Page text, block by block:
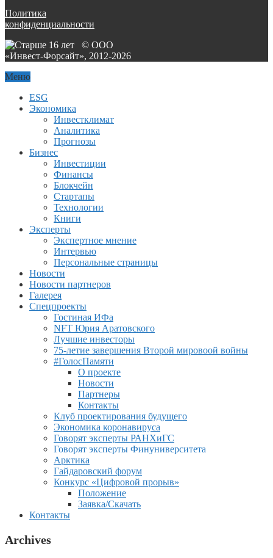
Политика
конфиденциальности
© ООО
«Инвест-Форсайт», 2012-2026
Меню
ESG
Экономика
Инвестклимат
Аналитика
Прогнозы
Бизнес
Инвестиции
Финансы
Блокчейн
Стартапы
Технологии
Книги
Эксперты
Экспертное мнение
Интервью
Персональные страницы
Новости
Новости партнеров
Галерея
Спецпроекты
Гостиная ИФа
NFT Юрия Аратовского
Лучшие инвесторы
75-летие завершения Второй мировоой войны
#ГолосПамяти
О проекте
Новости
Партнеры
Контакты
Клуб проектирования будущего
Экономика коронавируса
Говорят эксперты РАНХиГС
Говорят эксперты Финуниверситета
Арктика
Гайдаровский форум
Конкурс «Цифровой прорыв»
Положение
Заявка/Скачать
Контакты
Archives